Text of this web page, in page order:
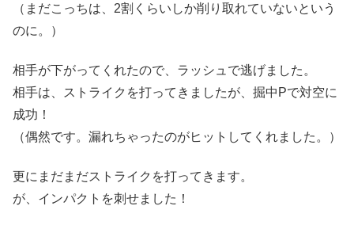
（まだこっちは、2割くらいしか削り取れていないという
のに。）
相手が下がってくれたので、ラッシュで逃げました。
相手は、ストライクを打ってきましたが、掘中Pで対空に
成功！
（偶然です。漏れちゃったのがヒットしてくれました。）
更にまだまだストライクを打ってきます。
が、インパクトを刺せました！